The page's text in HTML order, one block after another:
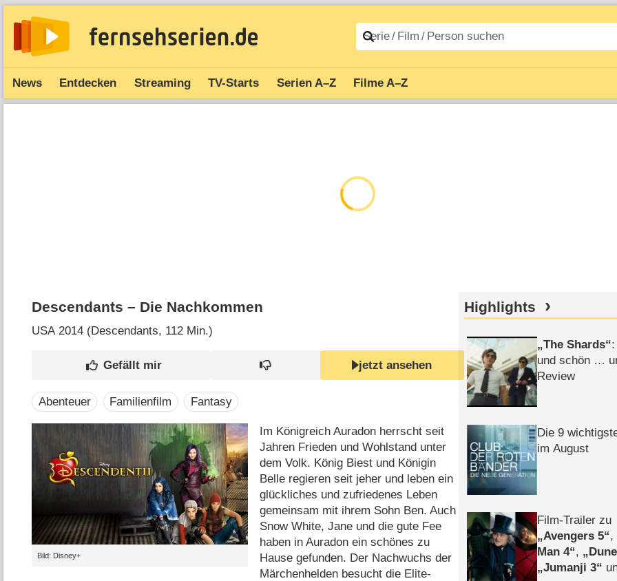
News Entdecken Streaming TV-Starts Serien A–Z Filme A–Z
Descendants – Die Nachkommen
USA2014 (Descendants‎, 112 Min.)
jetzt ansehen
Abenteuer Familienfilm Fantasy
Bild: Disney+
Im Königreich Auradon herrscht seit
Jahren Frieden und Wohlstand unter
dem Volk. König Biest und Königin
Belle regieren seit jeher und leben ein
glückliches und zufriedenes Leben
gemeinsam mit ihrem Sohn Ben. Auch
Snow White, Jane und die gute Fee
haben in Auradon ein schönes zu
Hause gefunden. Der Nachwuchs der
Märchenhelden besucht die Elite-
Highlights
The Shards
und schön …
Review
Die 9
im August
Film-Trailer zu
Avengers 5 ,
Man 4 ,
Jumanji 3